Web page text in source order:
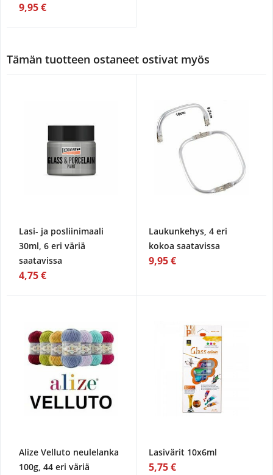
9,95 €
Tämän tuotteen ostaneet ostivat myös
Lasi- ja posliinimaali
30ml, 6 eri väriä
saatavissa
4,75 €
Laukunkehys, 4 eri
kokoa saatavissa
9,95 €
Alize Velluto neulelanka
100g, 44 eri väriä
Lasivärit 10x6ml
5,75 €